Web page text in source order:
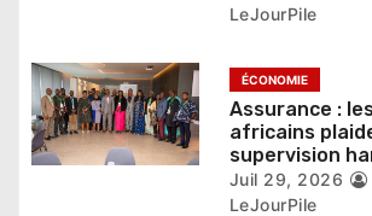
LeJourPile
ÉCONOMIE
Assurance :
africains
supervision
Juil 29, 2026
LeJourPile